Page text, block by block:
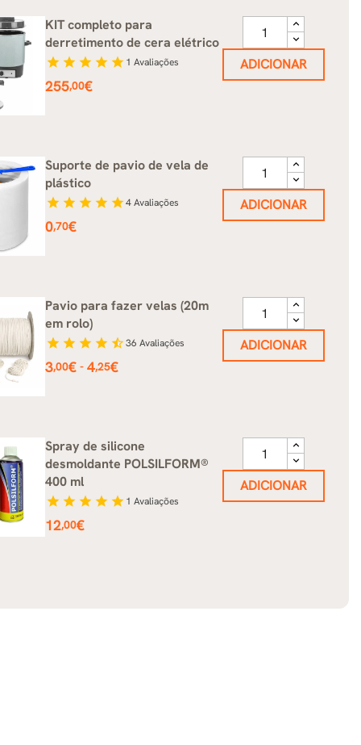
KIT completo para
derretimento de cera elétrico
star star star star star 1 Avaliações
Preço
255,00€
ADICIONAR
Suporte de pavio de vela de
plástico
star star star star star4Avaliações
Preço
0,70€
ADICIONAR
Pavio para fazer velas (20m
em rolo)
star star star star star_half36 Avaliações
Preço
3,00€ - 4,25€
ADICIONAR
Spray de silicone
desmoldante POLSILFORM®
400 ml
star star star star star 1 Avaliações
Preço
12,00€
ADICIONAR